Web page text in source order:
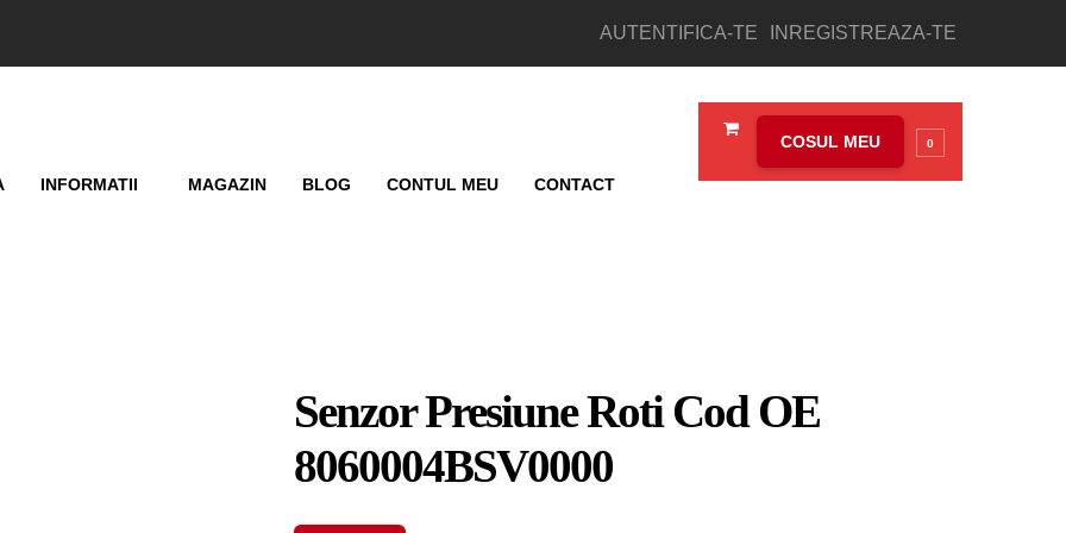
AUTENTIFICA-TE INREGISTREAZA-TE
COSUL MEU 0
INFORMATII MAGAZIN BLOG CONTUL MEU CONTACT
Senzor Presiune Roti Cod OE
8060004BSV0000